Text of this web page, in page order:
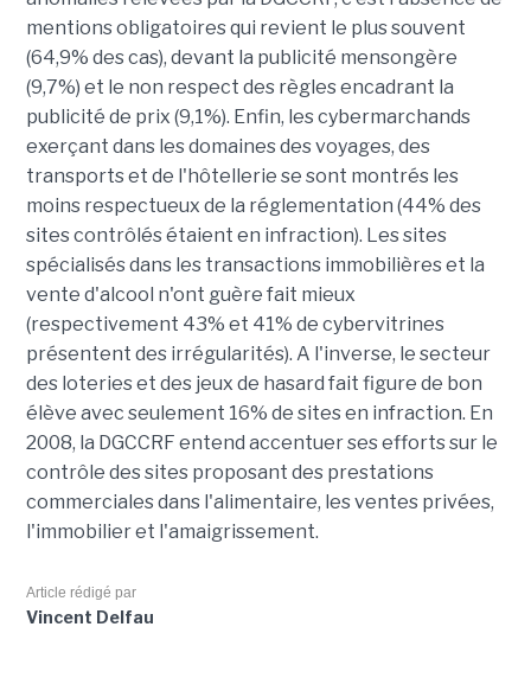
mentions obligatoires qui revient le plus souvent
(64,9% des cas), devant la publicité mensongère
(9,7%) et le non respect des règles encadrant la
publicité de prix (9,1%). Enfin, les cybermarchands
exerçant dans les domaines des voyages, des
transports et de l'hôtellerie se sont montrés les
moins respectueux de la réglementation (44% des
sites contrôlés étaient en infraction). Les sites
spécialisés dans les transactions immobilières et la
vente d'alcool n'ont guère fait mieux
(respectivement 43% et 41% de cybervitrines
présentent des irrégularités). A l'inverse, le secteur
des loteries et des jeux de hasard fait figure de bon
élève avec seulement 16% de sites en infraction. En
2008, la DGCCRF entend accentuer ses efforts sur le
contrôle des sites proposant des prestations
commerciales dans l'alimentaire, les ventes privées,
l'immobilier et l'amaigrissement.
Article rédigé par
Vincent Delfau